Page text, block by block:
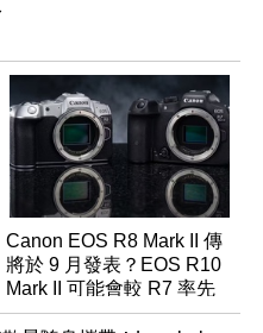
Canon EOS R8 Mark II 傳
將於 9 月發表？EOS R10
Mark II 可能會較 R7 率先
推出